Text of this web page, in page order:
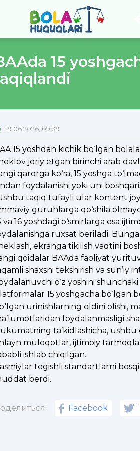
15
19.06.2026, 09:39
15 yoshdan kichik bo‘lgan
joriy etgan birinchi arab
qarorga ko‘ra, 15 yoshga
foydalanishi yoki uni
taqiq tufayli ular kontent
guruhlarga qo‘shila
va 16 yoshdagi o‘smirlarga esa
ruxsat beriladi.
ekranga tikilish vaqtini
qoidalar BAAda faoliyat
shaxsni tekshirish va sun’iy
o‘z yoshini
15 yoshgacha bo‘lgan
urinishlarning oldini olishi,
foydalanmasligi
ta’kidlashicha,
muloqotlar, ijtimoiy
ishlab chiqilgan.
tegishli standartlarni
berdi.
Facebook